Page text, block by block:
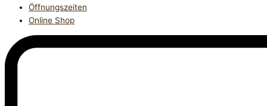
Öffnungszeiten
Online Shop